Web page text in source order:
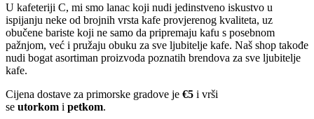
U kafeteriji C, mi smo lanac koji nudi jedinstveno iskustvo u
ispijanju neke od brojnih vrsta kafe provjerenog kvaliteta, uz
obučene bariste koji ne samo da pripremaju kafu s posebnom
pažnjom, već i pružaju obuku za sve ljubitelje kafe. Naš shop takođe
nudi bogat asortiman proizvoda poznatih brendova za sve ljubitelje
kafe.
Cijena dostave za primorske gradove je €5 i vrši
se utorkom i petkom.